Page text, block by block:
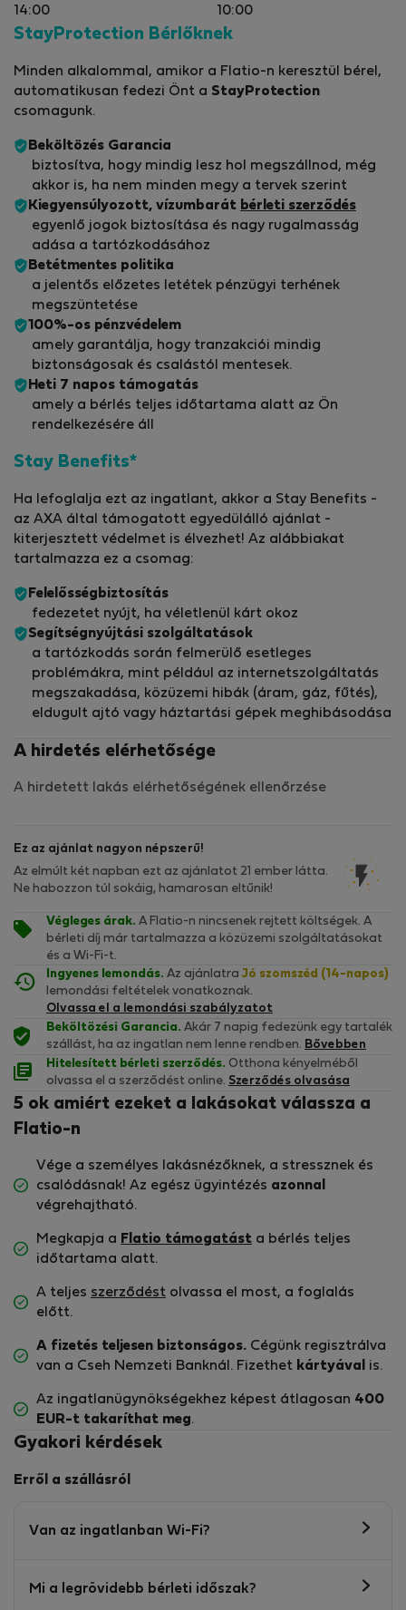
14:00 10:00
StayProtection Bérlőknek
Minden alkalommal, amikor a Flatio-n keresztül bérel,
automatikusan fedezi Önt a StayProtection
csomagunk.
Beköltözés Garancia
biztosítva, hogy mindig lesz hol megszállnod, még
akkor is, ha nem minden megy a tervek szerint
Kiegyensúlyozott, vízumbarát bérleti szerződés
egyenlő jogok biztosítása és nagy rugalmasság
adása a tartózkodásához
Betétmentes politika
a jelentős előzetes letétek pénzügyi terhének
megszüntetése
100%-os pénzvédelem
amely garantálja, hogy tranzakciói mindig
biztonságosak és csalástól mentesek.
Heti 7 napos támogatás
amely a bérlés teljes időtartama alatt az Ön
rendelkezésére áll
Stay Benefits*
Ha lefoglalja ezt az ingatlant, akkor a Stay Benefits -
az AXA által támogatott egyedülálló ajánlat -
kiterjesztett védelmet is élvezhet! Az alábbiakat
tartalmazza ez a csomag:
Felelősségbiztosítás
fedezetet nyújt, ha véletlenül kárt okoz
Segítségnyújtási szolgáltatások
a tartózkodás során felmerülő esetleges
problémákra, mint például az internetszolgáltatás
megszakadása, közüzemi hibák (áram, gáz, fűtés),
eldugult ajtó vagy háztartási gépek meghibásodása
A hirdetés elérhetősége
A hirdetett lakás elérhetőségének ellenőrzése
Ez az ajánlat nagyon népszerű!
Az elmúlt két napban ezt az ajánlatot 21 ember látta.
Ne habozzon túl sokáig, hamarosan eltűnik!
Végleges árak. A Flatio-n nincsenek rejtett költségek. A
bérleti díj már tartalmazza a közüzemi szolgáltatásokat
és a Wi-Fi-t.
Ingyenes lemondás. Az ajánlatra Jó szomszéd (14-napos)
lemondási feltételek vonatkoznak.
Olvassa el a lemondási szabályzatot
Beköltözési Garancia. Akár 7 napig fedezünk egy tartalék
szállást, ha az ingatlan nem lenne rendben. Bővebben
Hitelesített bérleti szerződés. Otthona kényelméből
olvassa el a szerződést online. Szerződés olvasása
5 ok amiért ezeket a lakásokat válassza a
Flatio-n
Vége a személyes lakásnézőknek, a stressznek és
csalódásnak! Az egész ügyintézés azonnal
végrehajtható.
Megkapja a Flatio támogatást a bérlés teljes
időtartama alatt.
A teljes szerződést olvassa el most, a foglalás
előtt.
A fizetés teljesen biztonságos. Cégünk regisztrálva
van a Cseh Nemzeti Banknál. Fizethet kártyával is.
Az ingatlanügynökségekhez képest átlagosan 400
EUR-t takaríthat meg.
Gyakori kérdések
Erről a szállásról
Van az ingatlanban Wi-Fi?
Mi a legrövidebb bérleti időszak?